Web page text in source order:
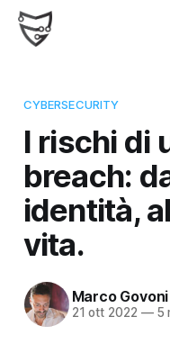
CYBERSECURITY
I rischi di
breach:
identità,
vita.
Marco Govoni
21 ott 2022 —5